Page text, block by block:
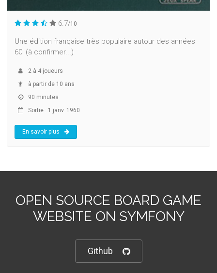
6.7/10
Une édition française très populaire autour des années
60' (à confirmer...)
2 à 4 joueurs
à partir de 10 ans
90 minutes
Sortie : 1 janv. 1960
En savoir plus
OPEN SOURCE BOARD GAME
WEBSITE ON SYMFONY
Github